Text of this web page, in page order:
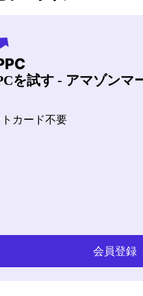
を試す - アマゾンマ
カード不要
会員登録